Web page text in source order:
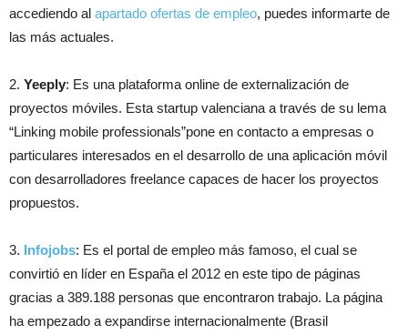
accediendo al apartado ofertas de empleo, puedes informarte de
las más actuales.
2. Yeeply: Es una plataforma online de externalización de
proyectos móviles. Esta startup valenciana a través de su lema
“Linking mobile professionals”pone en contacto a empresas o
particulares interesados en el desarrollo de una aplicación móvil
con desarrolladores freelance capaces de hacer los proyectos
propuestos.
3. Infojobs: Es el portal de empleo más famoso, el cual se
convirtió en líder en España el 2012 en este tipo de páginas
gracias a 389.188 personas que encontraron trabajo. La página
ha empezado a expandirse internacionalmente (Brasil